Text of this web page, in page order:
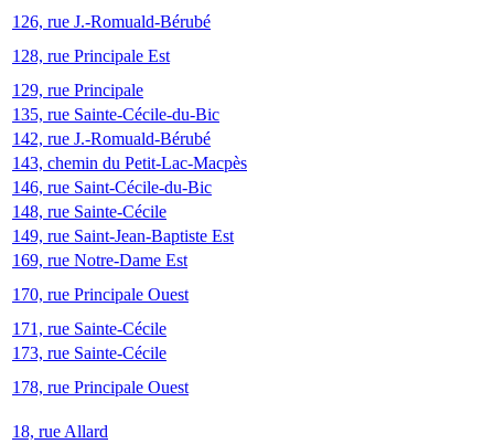
126, rue J.-Romuald-Bérubé
128, rue Principale Est
129, rue Principale
135, rue Sainte-Cécile-du-Bic
142, rue J.-Romuald-Bérubé
143, chemin du Petit-Lac-Macpès
146, rue Saint-Cécile-du-Bic
148, rue Sainte-Cécile
149, rue Saint-Jean-Baptiste Est
169, rue Notre-Dame Est
170, rue Principale Ouest
171, rue Sainte-Cécile
173, rue Sainte-Cécile
178, rue Principale Ouest
18, rue Allard